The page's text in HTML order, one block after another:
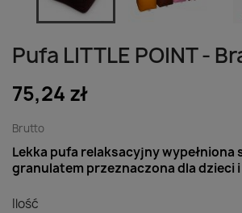
Pufa LITTLE POINT -
75,24 zł
Brutto
Lekka pufa relaksacyjnywypełniona
granulatem przeznaczona dla dzieci
Ilość